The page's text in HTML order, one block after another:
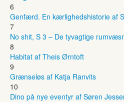
6
Genfærd. En kærlighedshistorie af
7
No shit, S 3 – De tyvagtige
8
Habitat af Theis Ørntoft
9
Grænseløs af Katja Ranvits
10
Dino på nye eventyr af Søren